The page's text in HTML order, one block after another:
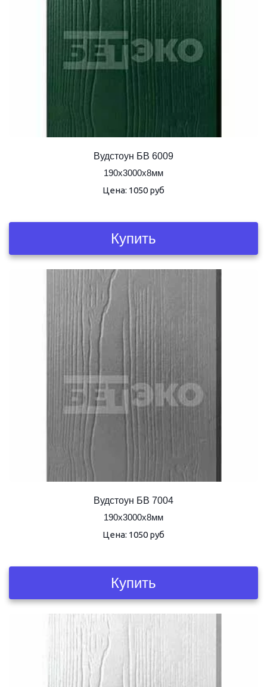
Вудстоун БВ 6009
190х3000х8мм
Цена: 1050 руб
Купить
Вудстоун БВ 7004
190х3000х8мм
Цена: 1050 руб
Купить